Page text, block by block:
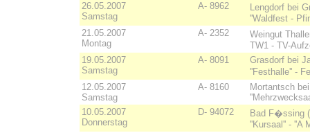
26.05.2007
Samstag
A- 8962
Lengdorf bei
''Waldfest -
21.05.2007
Montag
A- 2352
Weingut
TW1 - TV-
19.05.2007
Samstag
A- 8091
Grasdorf bei
''Festhalle'' -
12.05.2007
Samstag
A- 8160
Mortantsch
10.05.2007
Donnerstag
D- 94072
Bad F�ssing
''Kursaal'' - ''A